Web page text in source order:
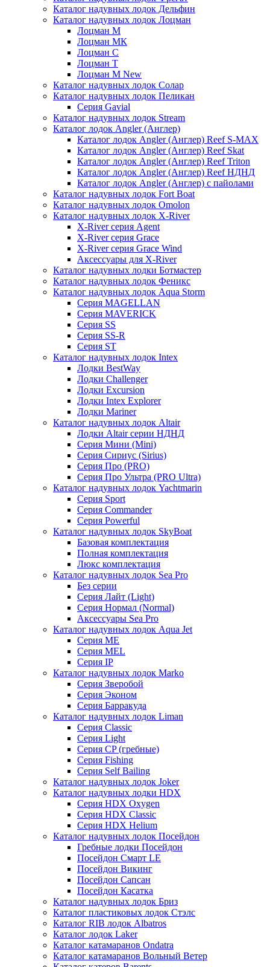
Каталог надувных лодок Дельфин
Каталог надувных лодок Лоцман
Лоцман М
Лоцман МК
Лоцман С
Лоцман Т
Лоцман М New
Каталог надувных лодок Солар
Каталог надувных лодок Пеликан
Серия Gavial
Каталог надувных лодок Stream
Каталог лодок Angler (Англер)
Каталог лодок Angler (Англер) Reef S-MAX
Каталог лодок Angler (Англер) Reef Skat
Каталог лодок Angler (Англер) Reef Triton
Каталог лодок Angler (Англер) Reef НДНД
Каталог лодок Angler (Англер) с пайолами
Каталог надувных лодок Fort Boat
Каталог надувных лодок Omolon
Каталог надувных лодок X-River
X-River серия Agent
X-River серия Grace
X-River серия Grace Wind
Аксессуары для X-River
Каталог надувных лодки Ботмастер
Каталог надувных лодок Феникc
Каталог надувных лодок Aqua Storm
Серия MAGELLAN
Серия MAVERICK
Серия SS
Серия SS-R
Серия ST
Каталог надувных лодок Intex
Лодки BestWay
Лодки Challenger
Лодки Excursion
Лодки Intex Explorer
Лодки Mariner
Каталог надувных лодок Altair
Лодки Altair серии НДНД
Серия Мини (Mini)
Серия Сириус (Sirius)
Серия Про (PRO)
Серия Про Ультра (PRO Ultra)
Каталог надувных лодок Yachtmarin
Серия Sport
Серия Commander
Серия Powerful
Каталог надувных лодок SkyBoat
Базовая комплектация
Полная комплектация
Люкс комплектация
Каталог надувных лодок Sea Pro
Без серии
Серия Лайт (Light)
Серия Нормал (Normal)
Аксессуары Sea Pro
Каталог надувных лодок Aqua Jet
Серия ME
Серия MEL
Серия IP
Каталог надувных лодок Marko
Серия Зверобой
Серия Эконом
Серия Барракуда
Каталог надувных лодок Liman
Серия Classic
Серия Light
Серия CP (гребные)
Серия Fishing
Серия Self Bailing
Каталог надувных лодок Joker
Каталог надувных лодки HDX
Серия HDX Oxygen
Серия HDX Classic
Серия HDX Helium
Каталог надувных лодок Посейдон
Гребные лодки Посейдон
Посейдон Смарт LE
Посейдон Викинг
Посейдон Сапсан
Посейдон Касатка
Каталог надувных лодок Бриз
Каталог пластиковых лодок Стэлс
Каталог RIB лодок Albatros
Каталог лодок Laker
Каталог катамаранов Ondatra
Каталог катамаранов Вольный Ветер